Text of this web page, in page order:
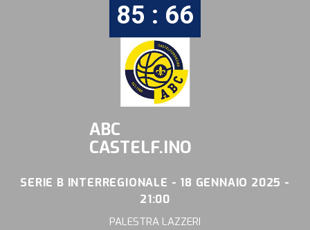
85 : 66
ABC
CASTELF.INO
SERIE B INTERREGIONALE - 18 GENNAIO 2025 -
21:00
PALESTRA LAZZERI